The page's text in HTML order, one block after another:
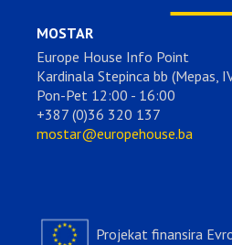
MOSTAR
Europe House Info Point
Kardinala Stepinca bb (Mepas,
Pon-Pet 12:00 - 16:00
+387 (0)36 320 137
mostar@europehouse.ba
Projekat finansira